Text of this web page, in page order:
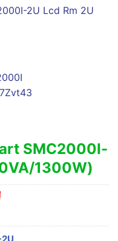
SMC2000I-
1300W)